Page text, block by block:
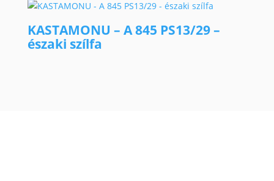
KASTAMONU – A 845 PS13/29 –
északi szílfa